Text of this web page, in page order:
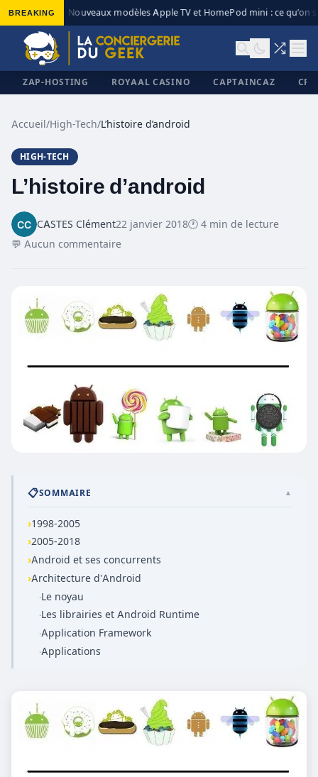
BREAKING◆ Nouveaux modèles Apple TV et HomePod mini : ce qu’on
ZAP-HOSTING ROYAAL CASINO CAPTAINCAZ
Accueil/High-Tech/L’histoire d’android
HIGH-TECH
L’histoire d’android
CASTES Clément22 janvier 2018🕐 4 min de lecture
💬 Aucun commentaire
📋SOMMAIRE ▲
›1998-2005
›2005-2018
›Android et ses concurrents
›Architecture d'Android
·Le noyau
·Les librairies et Android Runtime
·Application Framework
·Applications